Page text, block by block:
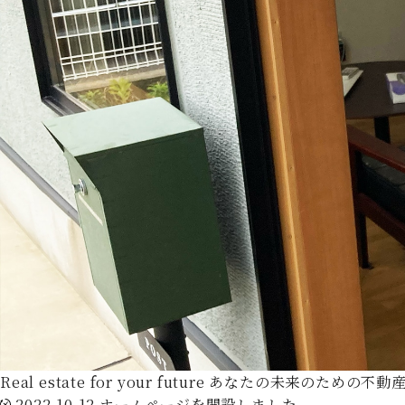
Real estate for your future あなたの未来のための不動